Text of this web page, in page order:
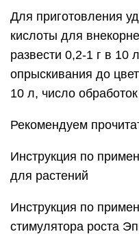
Для приготовления
кислоты для
развести 0,2-1 г в 10
опрыскивания до
10 л, число
Рекомендуем
Инструкция по
для растений
Инструкция по
стимулятора роста